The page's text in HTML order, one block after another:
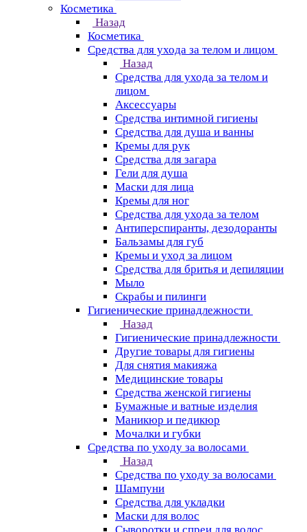
Косметика
Назад
Косметика
Средства для ухода за телом и лицом
Назад
Средства для ухода за телом и
лицом
Аксессуары
Средства интимной гигиены
Средства для душа и ванны
Кремы для рук
Средства для загара
Гели для душа
Маски для лица
Кремы для ног
Средства для ухода за телом
Антиперспиранты, дезодоранты
Бальзамы для губ
Кремы и уход за лицом
Средства для бритья и депиляции
Мыло
Скрабы и пилинги
Гигиенические принадлежности
Назад
Гигиенические принадлежности
Другие товары для гигиены
Для снятия макияжа
Медицинские товары
Средства женской гигиены
Бумажные и ватные изделия
Маникюр и педикюр
Мочалки и губки
Средства по уходу за волосами
Назад
Средства по уходу за волосами
Шампуни
Средства для укладки
Маски для волос